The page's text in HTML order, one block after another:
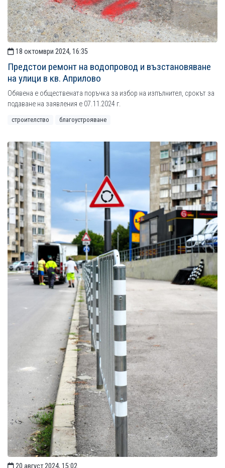
18 октомври 2024, 16:35
Предстои ремонт на водопровод и възстановяване
на улици в кв. Априлово
Обявена е обществената поръчка за избор на изпълнител, срокът за
подаване на заявления е 07.11.2024 г.
строителство благоустрояване